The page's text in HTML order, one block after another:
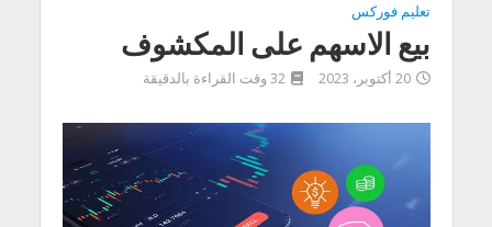
تعليم فوركس
بيع الاسهم على المكشوف
20 أكتوبر، 2023 32 وقت القراءة بالدقيقة